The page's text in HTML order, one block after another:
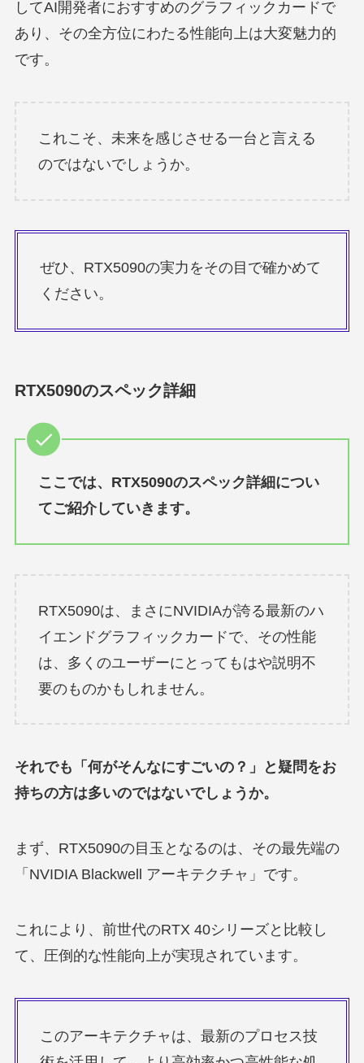
してAI開発者におすすめのグラフィックカードで
あり、その全方位にわたる性能向上は大変魅力的
です。
これこそ、未来を感じさせる一台と言える
のではないでしょうか。
ぜひ、RTX5090の実力をその目で確かめて
ください。
RTX5090のスペック詳細
ここでは、RTX5090のスペック詳細につい
てご紹介していきます。
RTX5090は、まさにNVIDIAが誇る最新のハ
イエンドグラフィックカードで、その性能
は、多くのユーザーにとってもはや説明不
要のものかもしれません。
それでも「何がそんなにすごいの？」と疑問をお
持ちの方は多いのではないでしょうか。
まず、RTX5090の目玉となるのは、その最先端の
「NVIDIA Blackwell アーキテクチャ」です。
これにより、前世代のRTX 40シリーズと比較し
て、圧倒的な性能向上が実現されています。
このアーキテクチャは、最新のプロセス技